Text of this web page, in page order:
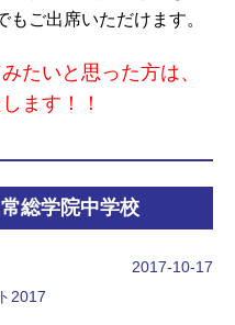
もご出席いただけます。
たいと思った方は、
ます！！
総学院中学校
2017-10-17
2017